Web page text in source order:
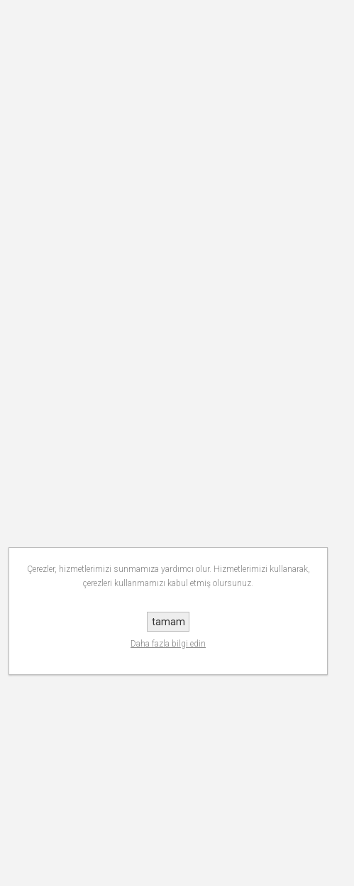
Çerezler, hizmetlerimizi sunmamıza yardımcı olur. Hizmetlerimizi kullanarak,
çerezleri kullanmamızı kabul etmiş olursunuz.
tamam
Daha fazla bilgi edin